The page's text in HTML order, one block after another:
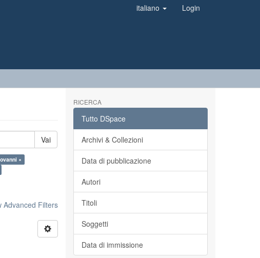
italiano Login
Vai
×
Advanced Filters
RICERCA
Tutto DSpace
Archivi & Collezioni
Data di pubblicazione
Autori
Titoli
Soggetti
Data di immissione